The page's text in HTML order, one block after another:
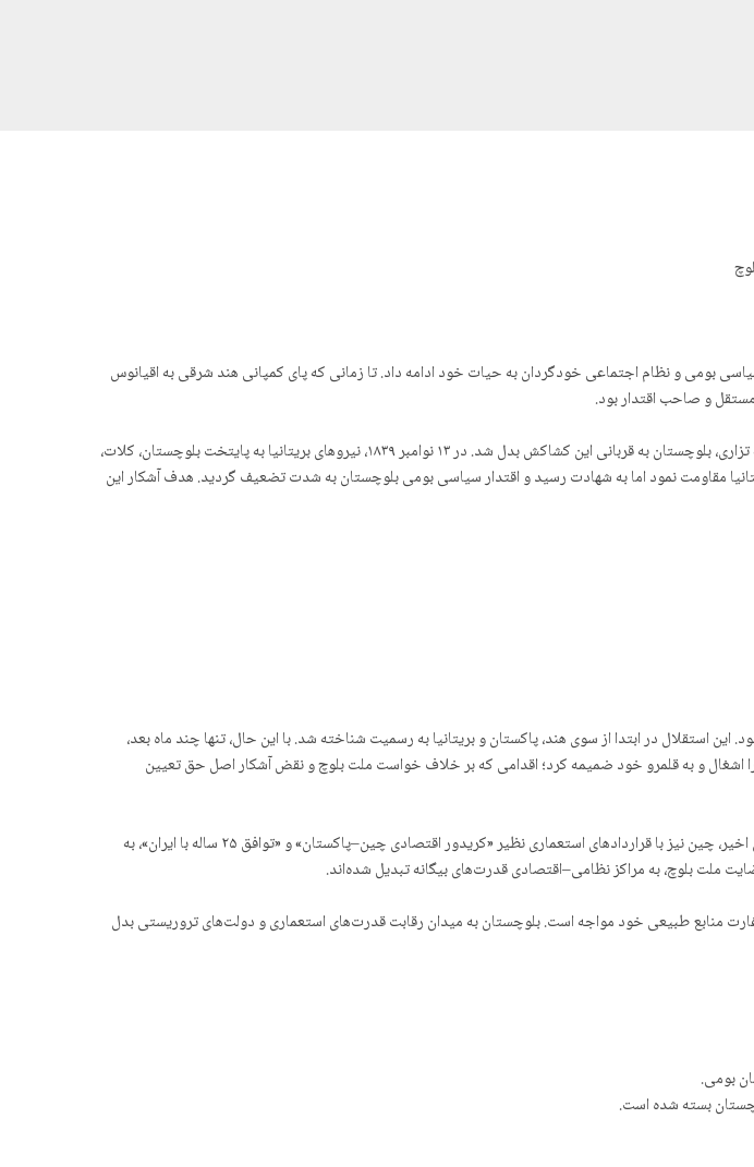
بومی و نظام اجتماعی خودگردان به حیات خود ادامه داد. تا زمانی که پای کمپانی هند شرقی به اقیانوس
و صاحب اقتدار بود.
در قرن نوزدهم و در چارچوب رقابت‌های استعماری موسوم به «بازی بزرگ» میان امپراتوری بریتانیا و روسیه تزاری، بلوچستان به قربانی این کشاکش بدل شد. در ۱۳ نوامبر ۱۸۳۹، نیروهای بریتانیا به پایتخت بلوچستان، کلات،
مقاومت نمود اما به شهادت رسید و اقتدار سیاسی بومی بلوچستان به شدت تضعیف گردید. هدف آشکار این
استقلال نمود. این استقلال در ابتدا از سوی هند، پاکستان و بریتانیا به رسمیت شناخته شد. با این حال، تنها چند ماه بعد،
اشغال و به قلمرو خود ضمیمه کرد؛ اقدامی که بر خلاف خواست ملت بلوچ و نقض آشکار اصل حق تعیین
از آن زمان، ملت بلوچ زیر سلطه سه رژیم سرکوبگر (ایران، پاکستان و افغانستان) قرار گرفته است. در دهه‌های اخیر، چین نیز با قراردادهای استعماری نظیر «کریدور اقتصادی چین–پاکستان» و «توافق ۲۵ ساله با ایران»، به
ملت بلوچ، به مراکز نظامی–اقتصادی قدرت‌های بیگانه تبدیل شده‌اند.
منابع طبیعی خود مواجه است. بلوچستان به میدان رقابت قدرت‌های استعماری و دولت‌های تروریستی بدل